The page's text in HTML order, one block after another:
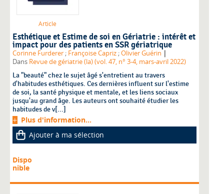
Article
Esthétique et Estime de soi en Gériatrie : intérêt et
impact pour des patients en SSR gériatrique
Corinne Furderer ; Françoise Capriz ;Olivier Guérin |
Dans Revue de gériatrie (la) (vol. 47, n° 3-4, mars-avril 2022)
La "beauté" chez le sujet âgé s'entretient au travers
d'habitudes esthétiques. Ces dernières influent sur l'estime
de soi, la santé physique et mentale, et les liens sociaux
jusqu'au grand âge. Les auteurs ont souhaité étudier les
habitudes de v[...]
Plus d'information...
Ajouter à ma sélection
Dispo
nible